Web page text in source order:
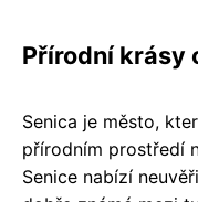
Přírodní krásy
Senica je město,
přírodním prostředí
Senice nabízí